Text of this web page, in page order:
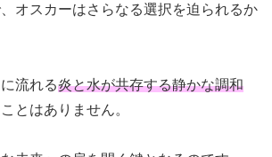
オスカーはさらなる選択を迫られるか
流れる炎と水が共存する静かな調和
とはありません。